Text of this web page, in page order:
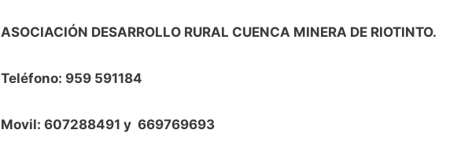
ASOCIACIÓN DESARROLLO RURAL CUENCA MINERA DE RIOTINTO.
Teléfono: 959 591184
Movil: 607288491 y 669769693